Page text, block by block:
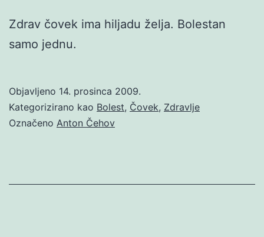
Zdrav čovek ima hiljadu želja. Bolestan
samo jednu.
Objavljeno 14. prosinca 2009.
Kategorizirano kao Bolest, Čovek, Zdravlje
Označeno Anton Čehov